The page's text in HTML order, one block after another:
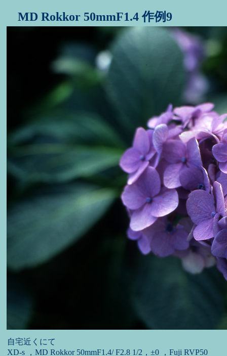
MD Rokkor 50mmF1.4 作例9
自宅近くにて
XD-s ，MD Rokkor 50mmF1.4/ F2.8 1/2，±0 ，Fuji RVP50